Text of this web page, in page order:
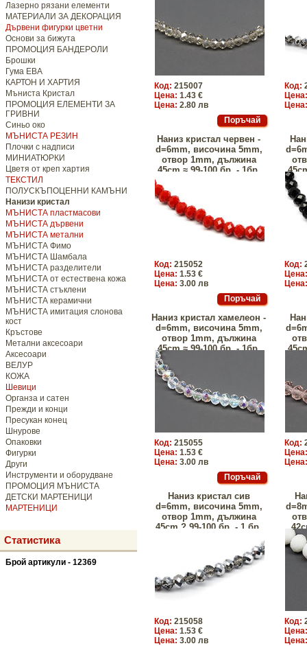
Лазерно рязани елементи
МАТЕРИАЛИ ЗА ДЕКОРАЦИЯ
Дървени фигурки цветни
Основи за бижута
ПРОМОЦИЯ БАНДЕРОЛИ
Брошки
Гума ЕВА
КАРТОН И ХАРТИЯ
Мъниста Кристал
ПРОМОЦИЯ ЕЛЕМЕНТИ ЗА
ГРИВНИ
Синьо око
МЪНИСТА РЕЗИН
Плочки с надписи
МИНИАТЮРКИ
Цветя от креп хартия
ТЕКСТИЛ
ПОЛУСКЪПОЦЕННИ КАМЪНИ
Нанизи кристал
МЪНИСТА пластмасови
МЪНИСТА дървени
МЪНИСТА метални
МЪНИСТА Фимо
МЪНИСТА Шамбала
МЪНИСТА разделители
МЪНИСТА от естествена кожа
МЪНИСТА стъклени
МЪНИСТА керамични
МЪНИСТА имитация слонова
кост
Кръстове
Метални аксесоари
Аксесоари
ВЕЛУР
КОЖА
Шевици
Органза и сатен
Прежди и конци
Пресукан конец
Шнурове
Опаковки
Фигурки
Други
Инструменти и оборудване
ПРОМОЦИЯ МЪНИСТА
ДЕТСКИ МАРТЕНИЦИ
МАРТЕНИЦИ
Статистика
Брой артикули - 12369
Код: 215007
Цена: 1.43 €
Цена: 2.80 лв
Код:
Наниз кристал червен -
d=6mm, височина 5mm,
отвор 1mm, дължина
45сm ≈ 99-100 бр. - 1бр.
Код: 215052
Цена: 1.53 €
Цена: 3.00 лв
Код:
Наниз кристал хамелеон -
d=6mm, височина 5mm,
отвор 1mm, дължина
45сm ≈ 99-100 бр. - 1бр.
Код: 215055
Цена: 1.53 €
Цена: 3.00 лв
Код:
Наниз кристал сив
d=6mm, височина 5mm,
отвор 1mm, дължина
45сm ? 99-100 бр. - 1 бр.
Код: 215058
Цена: 1.53 €
Цена: 3.00 лв
Код: